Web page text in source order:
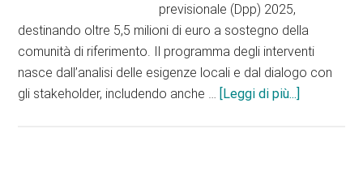
previsionale (Dpp) 2025,
destinando oltre 5,5 milioni di euro a sostegno della
comunità di riferimento. Il programma degli interventi
nasce dall’analisi delle esigenze locali e dal dialogo con
gli stakeholder, includendo anche … [Leggi di più...]